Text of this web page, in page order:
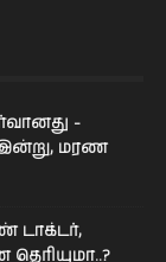
-
இன்று, மரண
டாக்டர்,